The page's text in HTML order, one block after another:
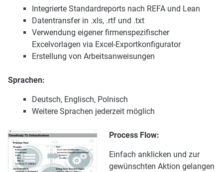
Integrierte Standardreports nach REFA und Lean
Datentransfer in .xls, .rtf und .txt
Verwendung eigener firmenspezifischer
Excelvorlagen via Excel-Exportkonfigurator
Erstellung von Arbeitsanweisungen
Sprachen:
Deutsch, Englisch, Polnisch
Weitere Sprachen jederzeit möglich
Process Flow:
Einfach anklicken und zur
gewünschten Aktion gelangen